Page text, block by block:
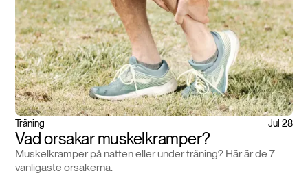
Träning Jul 28
Vad orsakar muskelkramper?
Muskelkramper på natten eller under träning? Här är de 7
vanligaste orsakerna.